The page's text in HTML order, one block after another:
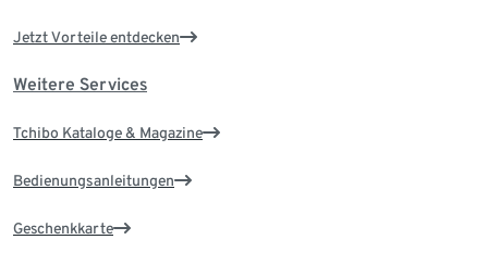
Jetzt Vorteile entdecken
Weitere Services
Tchibo Kataloge & Magazine
Bedienungsanleitungen
Geschenkkarte